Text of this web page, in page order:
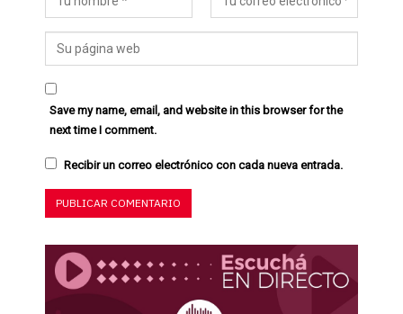
Save my name, email, and website in this browser for the
next time I comment.
Recibir un correo electrónico con cada nueva entrada.